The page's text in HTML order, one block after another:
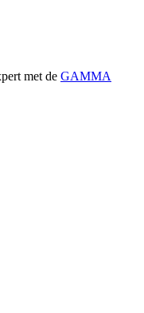
met de GAMMA